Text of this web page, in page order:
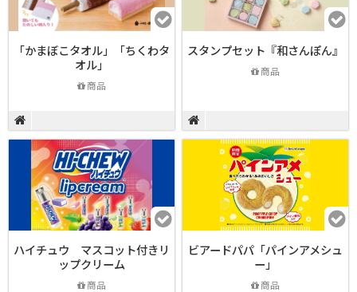
「かまぼこタオル」「ちくわタ
オル」
商品
スタンプセット『和さんぽん』
商品
ハイチュウ マスコット付きリ
ップクリーム
商品
ビアードパパ「パインアメシュ
ー」
商品